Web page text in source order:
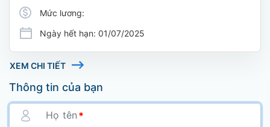
Mức lương:
Ngày hết hạn: 01/07/2025
XEM CHI TIẾT
Thông tin của bạn
Họ tên *